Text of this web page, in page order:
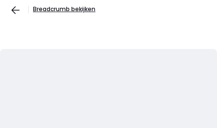
Breadcrumb bekijken